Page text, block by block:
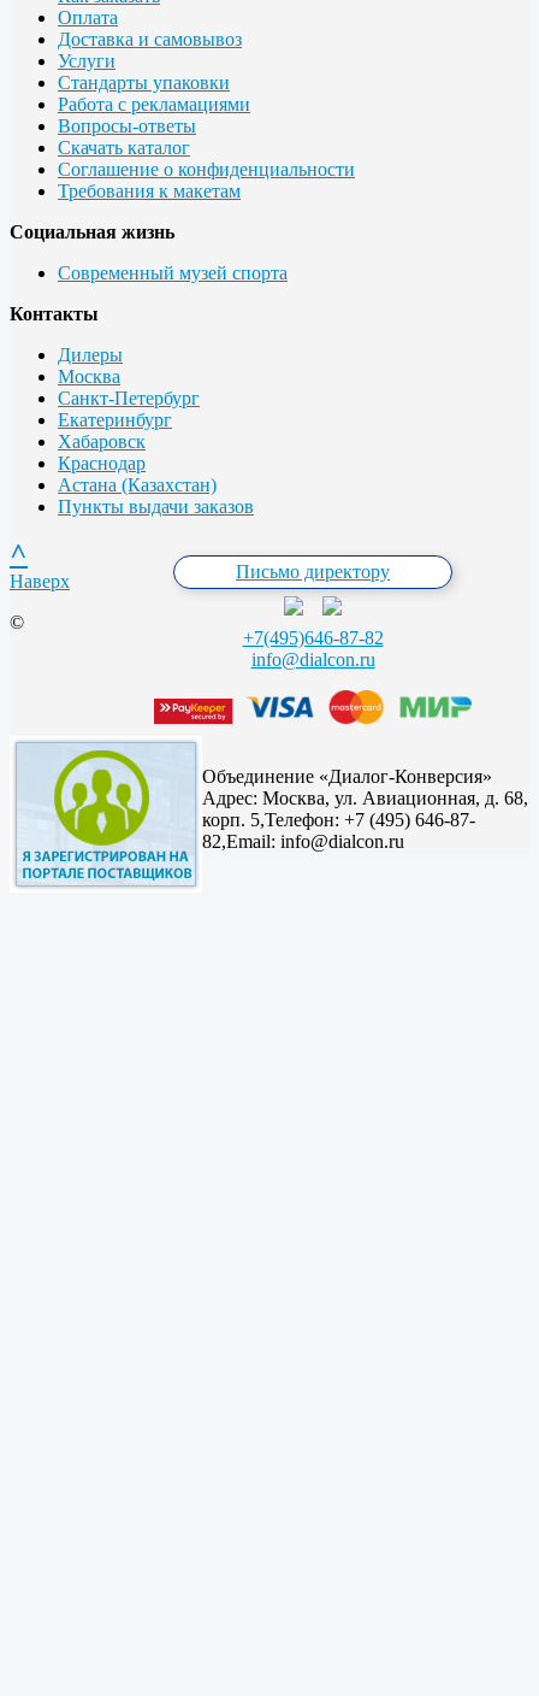
Оплата
Доставка и самовывоз
Услуги
Стандарты упаковки
Работа с рекламациями
Вопросы-ответы
Скачать каталог
Соглашение о конфиденциальности
Требования к макетам
Социальная жизнь
Современный музей спорта
Контакты
Дилеры
Москва
Санкт-Петербург
Екатеринбург
Хабаровск
Краснодар
Астана (Казахстан)
Пункты выдачи заказов
Письмо директору
+7(495)646-87-82
info@dialcon.ru
^
Наверх
©
Объединение «Диалог-Конверсия»
Адрес: Москва, ул. Авиационная, д. 68,
корп. 5,Телефон: +7 (495) 646-87-
82,Email: info@dialcon.ru